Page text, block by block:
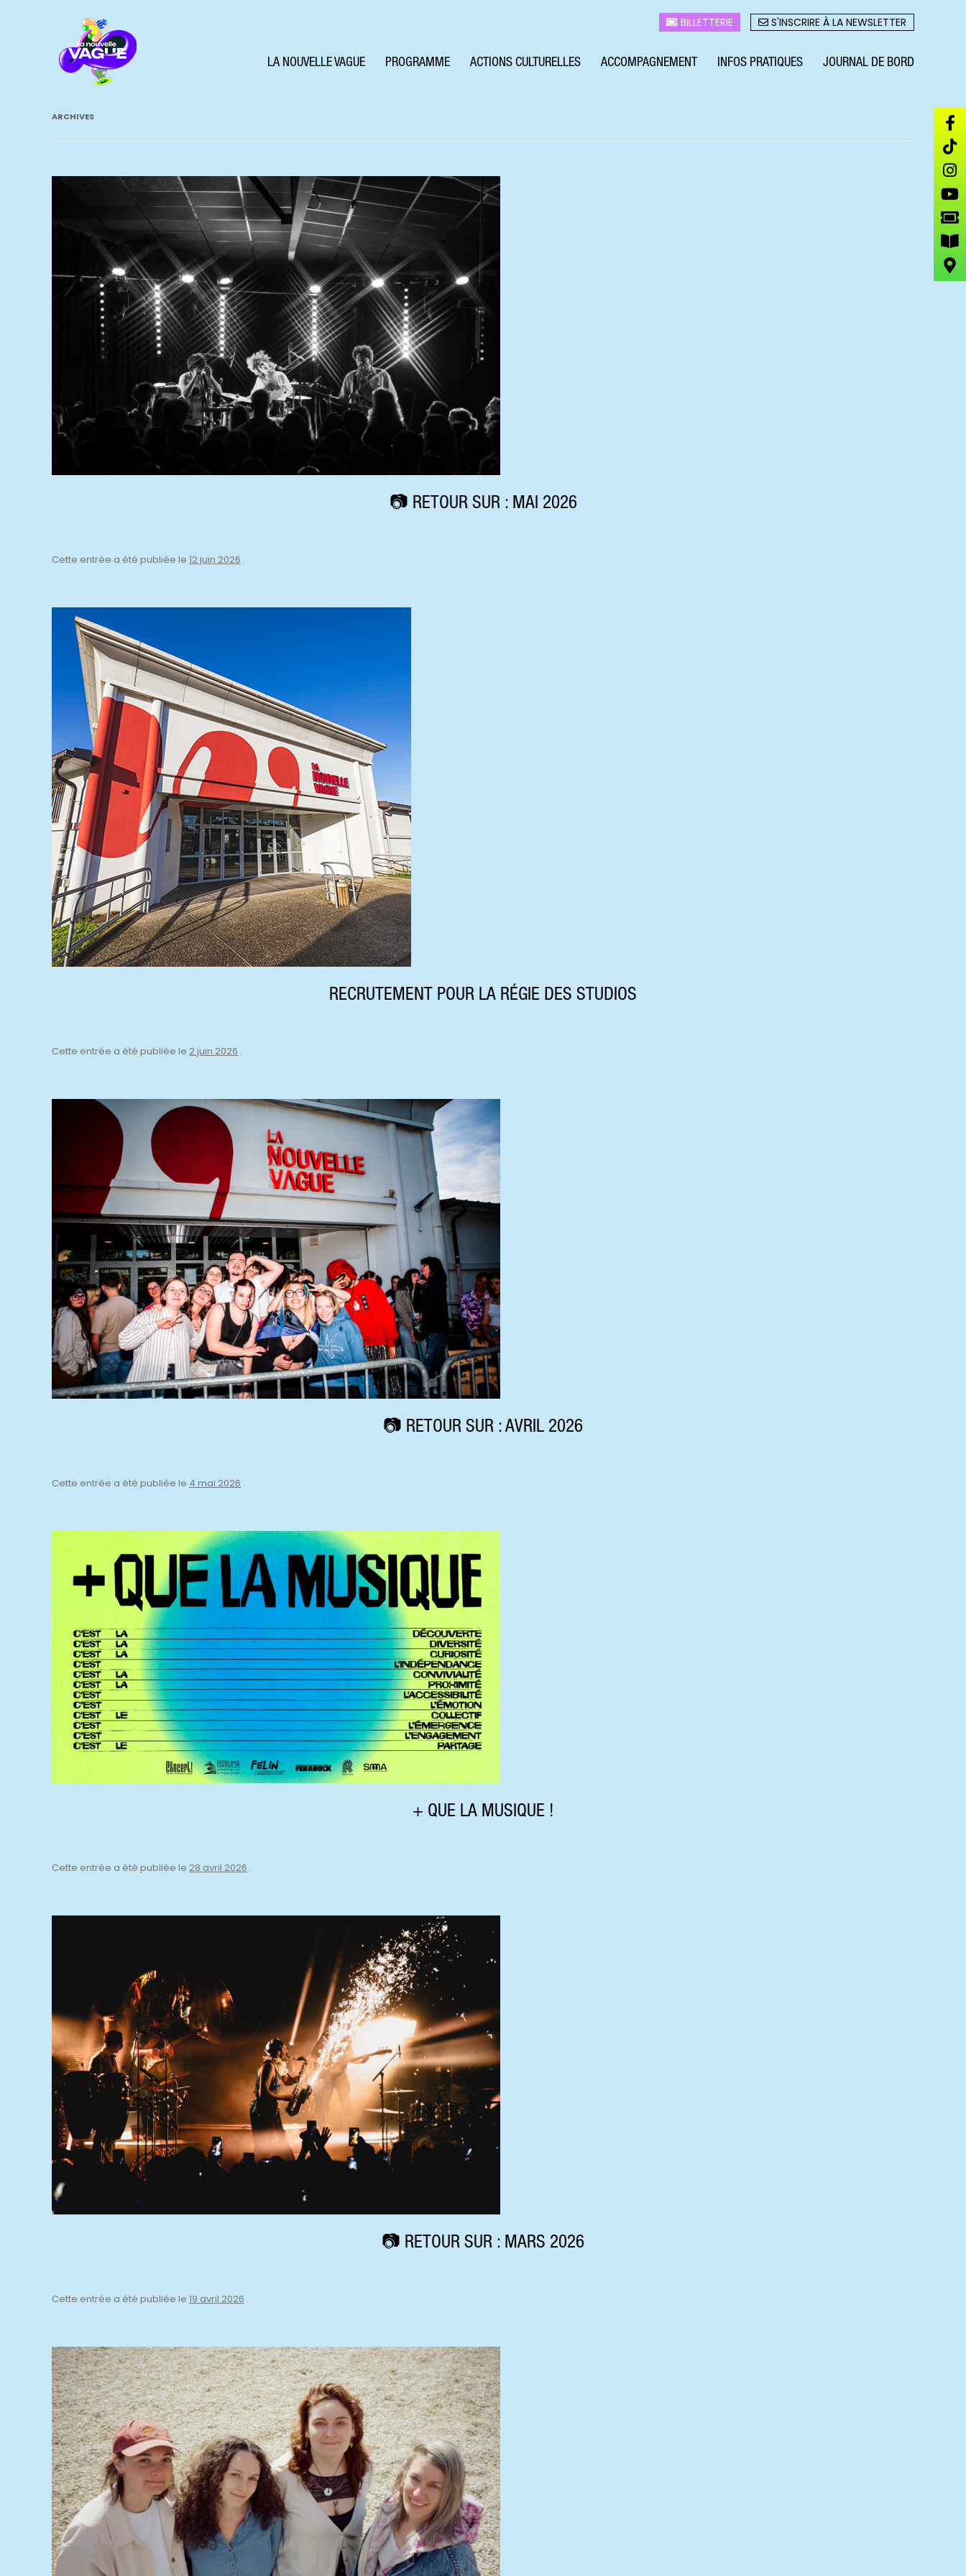
BILLETTERIE S'INSCRIRE À LA NEWSLETTER
LA NOUVELLE VAGUE PROGRAMME ACTIONS CULTURELLES ACCOMPAGNEMENT INFOS PRATIQUES JOURNAL DE BORD
ARCHIVES
📷 RETOUR SUR : MAI 2026
Cette entrée a été publiée le 12 juin 2026 .
RECRUTEMENT POUR LA RÉGIE DES STUDIOS
Cette entrée a été publiée le 2 juin 2026 .
📷 RETOUR SUR : AVRIL 2026
Cette entrée a été publiée le 4 mai 2026 .
+ QUE LA MUSIQUE !
Cette entrée a été publiée le 28 avril 2026 .
📷 RETOUR SUR : MARS 2026
Cette entrée a été publiée le 19 avril 2026 .